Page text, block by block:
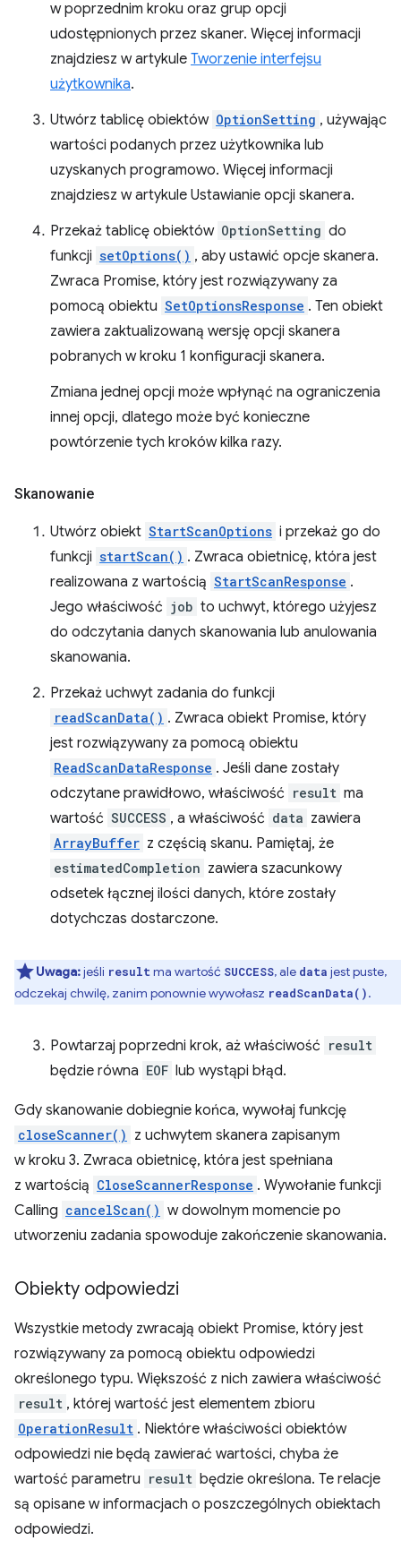
w poprzednim kroku oraz grup opcji
udostępnionych przez skaner. Więcej informacji
znajdziesz w artykule Tworzenie interfejsu
użytkownika.
Utwórz tablicę obiektów OptionSetting , używając
wartości podanych przez użytkownika lub
uzyskanych programowo. Więcej informacji
znajdziesz w artykule Ustawianie opcji skanera.
Przekaż tablicę obiektów OptionSetting do
funkcji setOptions() , aby ustawić opcje skanera.
Zwraca Promise, który jest rozwiązywany za
pomocą obiektu SetOptionsResponse . Ten obiekt
zawiera zaktualizowaną wersję opcji skanera
pobranych w kroku 1 konfiguracji skanera.
Zmiana jednej opcji może wpłynąć na ograniczenia
innej opcji, dlatego może być konieczne
powtórzenie tych kroków kilka razy.
Skanowanie
Utwórz obiekt StartScanOptions i przekaż go do
funkcji startScan() . Zwraca obietnicę, która jest
realizowana z wartością StartScanResponse .
Jego właściwość job to uchwyt, którego użyjesz
do odczytania danych skanowania lub anulowania
skanowania.
Przekaż uchwyt zadania do funkcji
readScanData() . Zwraca obiekt Promise, który
jest rozwiązywany za pomocą obiektu
ReadScanDataResponse . Jeśli dane zostały
odczytane prawidłowo, właściwość result ma
wartość SUCCESS , a właściwość data zawiera
ArrayBuffer z częścią skanu. Pamiętaj, że
estimatedCompletion zawiera szacunkowy
odsetek łącznej ilości danych, które zostały
dotychczas dostarczone.
Uwaga:jeśli result ma wartość SUCCESS, ale data jest puste,
odczekaj chwilę, zanim ponownie wywołasz readScanData().
Powtarzaj poprzedni krok, aż właściwość result
będzie równa EOF lub wystąpi błąd.
Gdy skanowanie dobiegnie końca, wywołaj funkcję
closeScanner() z uchwytem skanera zapisanym
w kroku 3. Zwraca obietnicę, która jest spełniana
z wartością CloseScannerResponse . Wywołanie funkcji
Calling cancelScan() w dowolnym momencie po
utworzeniu zadania spowoduje zakończenie skanowania.
Obiekty odpowiedzi
Wszystkie metody zwracają obiekt Promise, który jest
rozwiązywany za pomocą obiektu odpowiedzi
określonego typu. Większość z nich zawiera właściwość
result , której wartość jest elementem zbioru
OperationResult . Niektóre właściwości obiektów
odpowiedzi nie będą zawierać wartości, chyba że
wartość parametru result będzie określona. Te relacje
są opisane w informacjach o poszczególnych obiektach
odpowiedzi.